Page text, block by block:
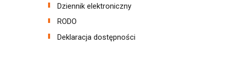
Dziennik elektroniczny
RODO
Deklaracja dostępności